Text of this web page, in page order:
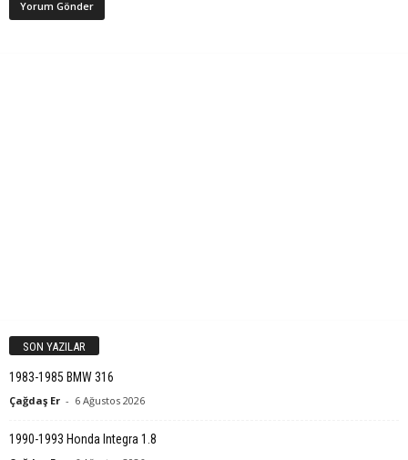
SON YAZILAR
1983-1985 BMW 316
Çağdaş Er - 6 Ağustos 2026
1990-1993 Honda Integra 1.8